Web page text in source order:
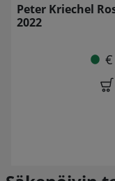
Peter Kriechel
2022